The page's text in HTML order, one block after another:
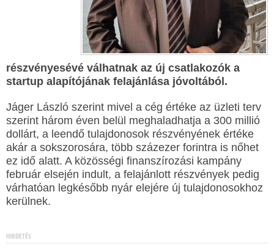
részvényesévé válhatnak az új csatlakozók a
startup alapítójának felajánlása jóvoltából.
Jáger László szerint mivel a cég értéke az üzleti terv
szerint három éven belül meghaladhatja a 300 millió
dollárt, a leendő tulajdonosok részvényének értéke
akár a sokszorosára, több százezer forintra is nőhet
ez idő alatt. A közösségi finanszírozási kampány
február elsején indult, a felajánlott részvények pedig
várhatóan legkésőbb nyár elejére új tulajdonosokhoz
kerülnek.
HIRDETÉS